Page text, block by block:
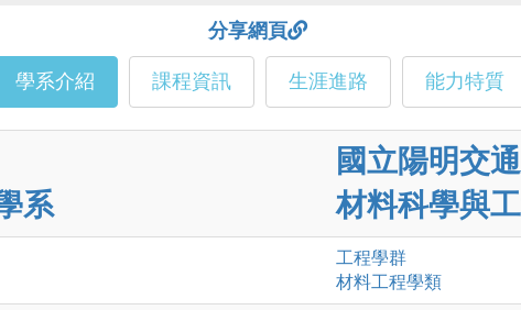
分享網頁
學系介紹 課程資訊 生涯進路 能力特質
系
國立陽明交
材料科學與
工程學群
材料工程學類